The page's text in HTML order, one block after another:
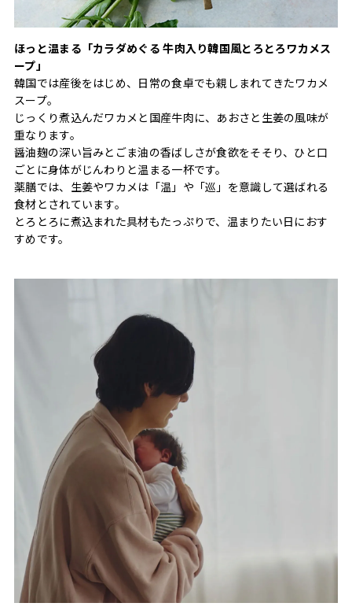
ほっと温まる「カラダめぐる 牛肉入り韓国風とろとろワカメス
ープ」
韓国では産後をはじめ、日常の食卓でも親しまれてきたワカメ
スープ。
じっくり煮込んだワカメと国産牛肉に、あおさと生姜の風味が
重なります。
醤油麹の深い旨みとごま油の香ばしさが食欲をそそり、ひと口
ごとに身体がじんわりと温まる一杯です。
薬膳では、生姜やワカメは「温」や「巡」を意識して選ばれる
食材とされています。
とろとろに煮込まれた具材もたっぷりで、温まりたい日におす
すめです。